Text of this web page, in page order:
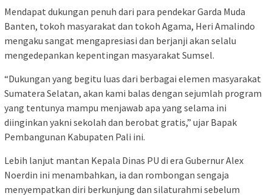
Mendapat dukungan penuh dari para pendekar Garda Muda
Banten, tokoh masyarakat dan tokoh Agama, Heri Amalindo
mengaku sangat mengapresiasi dan berjanji akan selalu
mengedepankan kepentingan masyarakat Sumsel.
“Dukungan yang begitu luas dari berbagai elemen masyarakat
Sumatera Selatan, akan kami balas dengan sejumlah program
yang tentunya mampu menjawab apa yang selama ini
diinginkan yakni sekolah dan berobat gratis,” ujar Bapak
Pembangunan Kabupaten Pali ini.
Lebih lanjut mantan Kepala Dinas PU di era Gubernur Alex
Noerdin ini menambahkan, ia dan rombongan sengaja
menyempatkan diri berkunjung dan silaturahmi sebelum